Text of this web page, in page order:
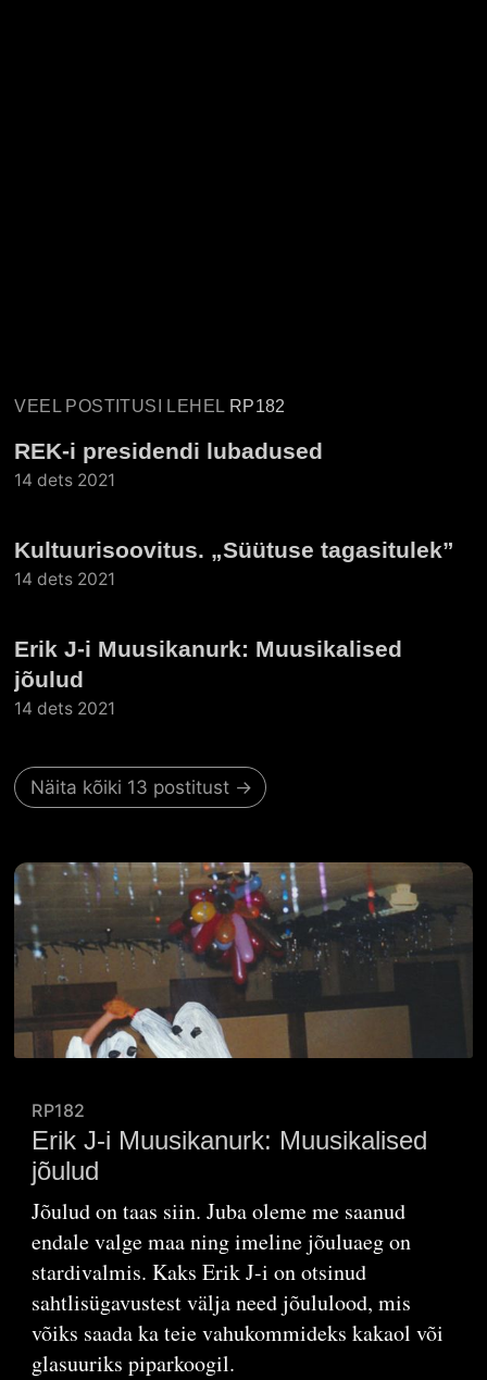
VEEL POSTITUSI LEHEL RP182
REK-i presidendi lubadused
14 dets 2021
Kultuurisoovitus. „Süütuse tagasitulek”
14 dets 2021
Erik J-i Muusikanurk: Muusikalised
jõulud
14 dets 2021
Näita kõiki 13 postitust →
RP182
Erik J-i Muusikanurk: Muusikalised
jõulud
Jõulud on taas siin. Juba oleme me saanud
endale valge maa ning imeline jõuluaeg on
stardivalmis. Kaks Erik J-i on otsinud
sahtlisügavustest välja need jõululood, mis
võiks saada ka teie vahukommideks kakaol või
glasuuriks piparkoogil.